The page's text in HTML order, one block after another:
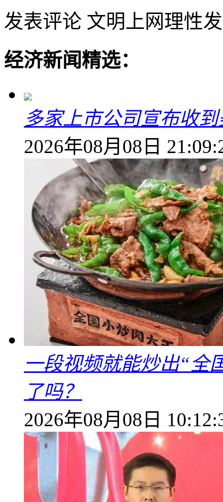
发表评论 文明上网理性
经济新闻精选：
多家上市公司宣布收
2026年08月08日
一段视频就能炒出“全
了吗？
2026年08月08日